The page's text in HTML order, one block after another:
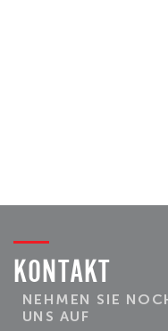
KONTAKT
NEHMEN SIE
UNS AUF